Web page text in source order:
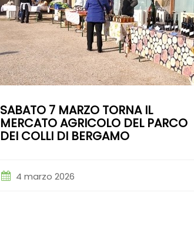
SABATO 7 MARZO TORNA IL
MERCATO AGRICOLO DEL PARCO
DEI COLLI DI BERGAMO
4 marzo 2026